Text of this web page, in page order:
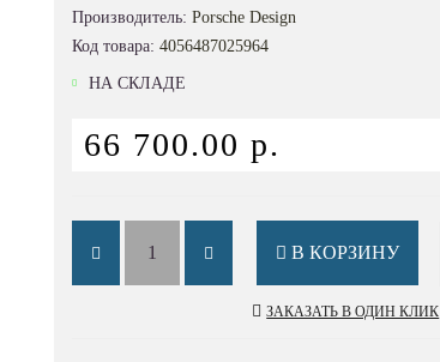
Производитель: Porsche Design
Код товара: 4056487025964
НА СКЛАДЕ
66 700.00 р.
В КОРЗИНУ
ЗАКАЗАТЬ В ОДИН КЛИК